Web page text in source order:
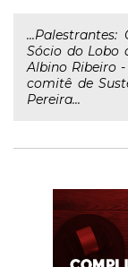
Sócio do Lobo
Albino Ribeiro
comitê de
Pereira...